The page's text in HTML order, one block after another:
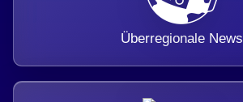
Überregionale News